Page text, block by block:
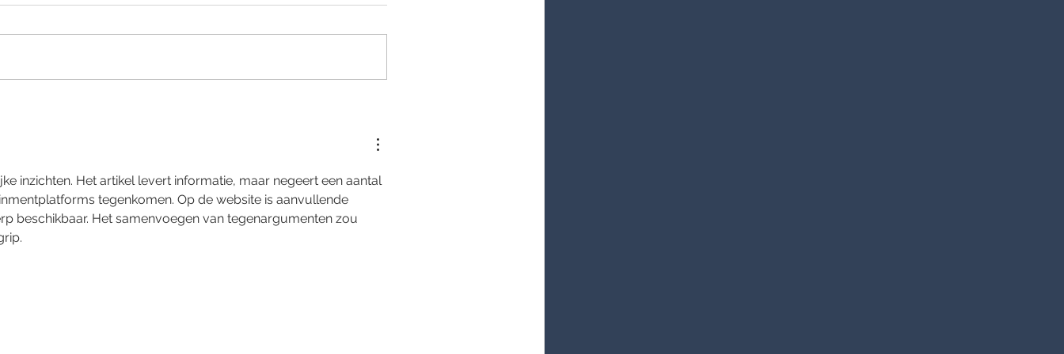
inzichten. Het artikel levert informatie, maar negeert een aantal
tegenkomen. Op de website is aanvullende
beschikbaar. Het samenvoegen van tegenargumenten zou